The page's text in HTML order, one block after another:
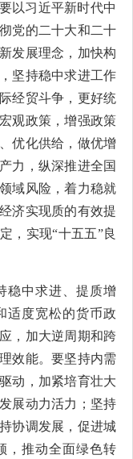
以习近平新时代中
党的二十大和二十
发展理念，加快构
坚持稳中求进工作
经贸斗争，更好统
观政策，增强政策
优化供给，做优增
力，纵深推进全国
域风险，着力稳就
济实现质的有效提
，实现“十五五”良
稳中求进、提质增
适度宽松的货币政
，加大逆周期和跨
效能。要坚持内需
动，加紧培育壮大
展动力活力；坚持
协调发展，促进城
，推动全面绿色转